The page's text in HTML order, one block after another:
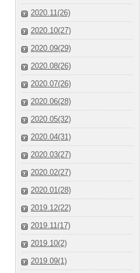
2020.11(26)
2020.10(27)
2020.09(29)
2020.08(26)
2020.07(26)
2020.06(28)
2020.05(32)
2020.04(31)
2020.03(27)
2020.02(27)
2020.01(28)
2019.12(22)
2019.11(17)
2019.10(2)
2019.09(1)